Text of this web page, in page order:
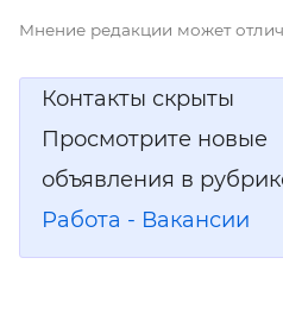
Мнение редакции может
Контакты скрыты
Просмотрите новые
объявления в
Работа - Вакансии